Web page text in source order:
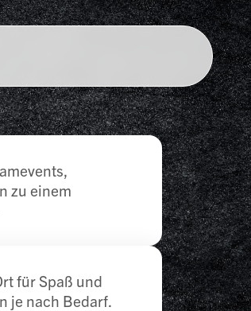
zu einem
für Spaß und
je nach Bedarf.